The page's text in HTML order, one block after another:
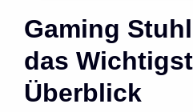
Gaming
das
Überblick